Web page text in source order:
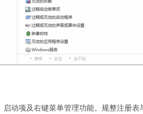
启动项及右键菜单管理功能。规整注册